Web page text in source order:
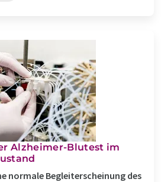
Alzheimer-Blutest im
normale Begleiterscheinung des